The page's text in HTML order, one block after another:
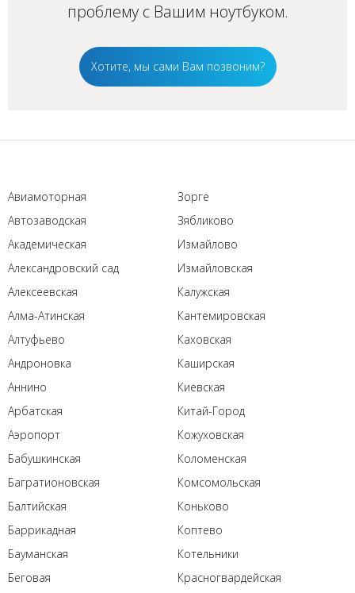
проблему с Вашим ноутбуком.
Хотите, мы сами Вам позвоним?
Авиамоторная
Автозаводская
Академическая
Александровский сад
Алексеевская
Алма-Атинская
Алтуфьево
Андроновка
Аннино
Арбатская
Аэропорт
Бабушкинская
Багратионовская
Балтийская
Баррикадная
Бауманская
Беговая
Зорге
Зябликово
Измайлово
Измайловская
Калужская
Кантемировская
Каховская
Каширская
Киевская
Китай-Город
Кожуховская
Коломенская
Комсомольская
Коньково
Коптево
Котельники
Красногвардейская